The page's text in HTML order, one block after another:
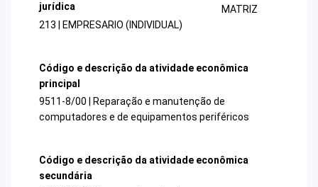
jurídica
213 | EMPRESARIO (INDIVIDUAL)
MATRIZ
Código e descrição da atividade econômica
principal
9511-8/00 | Reparação e manutenção de
computadores e de equipamentos periféricos
Código e descrição da atividade econômica
secundária